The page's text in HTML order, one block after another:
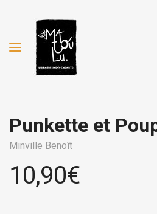
Punkette et
Minville Benoît
10,90€